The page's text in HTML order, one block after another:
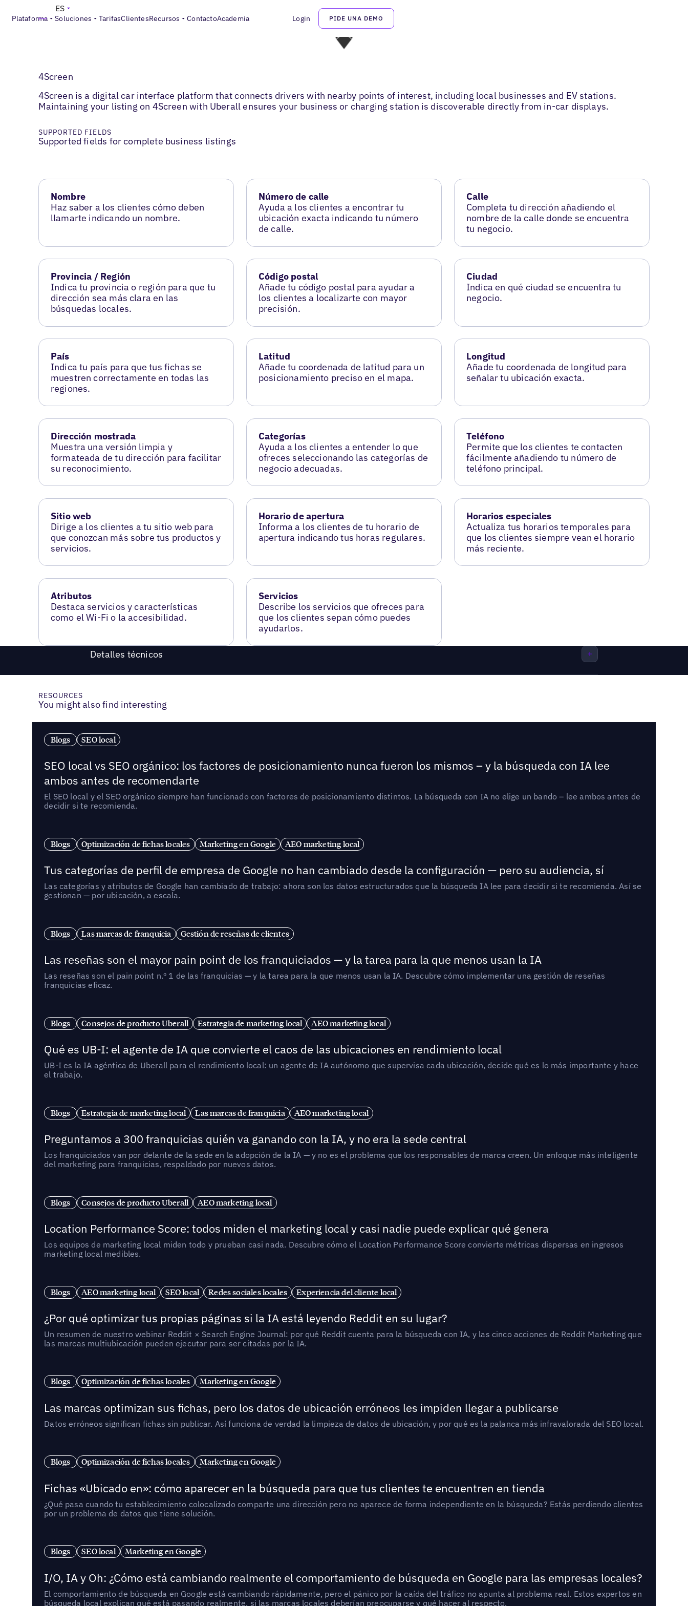
Plataforma Soluciones TarifasClientesRecursos ContactoAcademia Login PIDE UNA DEMO
ES
4Screen
4Screen is a digital car interface platform that connects drivers with nearby points of interest, including local businesses and EV stations.
Maintaining your listing on 4Screen with Uberall ensures your business or charging station is discoverable directly from in-car displays.
SUPPORTED FIELDS
Supported fields for complete business listings
Nombre
Haz saber a los clientes cómo deben
llamarte indicando un nombre.
Número de calle
Ayuda a los clientes a encontrar tu
ubicación exacta indicando tu número
de calle.
Calle
Completa tu dirección añadiendo el
nombre de la calle donde se encuentra
tu negocio.
Provincia / Región
Indica tu provincia o región para que tu
dirección sea más clara en las
búsquedas locales.
Código postal
Añade tu código postal para ayudar a
los clientes a localizarte con mayor
precisión.
Ciudad
Indica en qué ciudad se encuentra tu
negocio.
País
Indica tu país para que tus fichas se
muestren correctamente en todas las
regiones.
Latitud
Añade tu coordenada de latitud para un
posicionamiento preciso en el mapa.
Longitud
Añade tu coordenada de longitud para
señalar tu ubicación exacta.
Dirección mostrada
Muestra una versión limpia y
formateada de tu dirección para facilitar
su reconocimiento.
Categorías
Ayuda a los clientes a entender lo que
ofreces seleccionando las categorías de
negocio adecuadas.
Teléfono
Permite que los clientes te contacten
fácilmente añadiendo tu número de
teléfono principal.
Sitio web
Dirige a los clientes a tu sitio web para
que conozcan más sobre tus productos y
servicios.
Horario de apertura
Informa a los clientes de tu horario de
apertura indicando tus horas regulares.
Horarios especiales
Actualiza tus horarios temporales para
que los clientes siempre vean el horario
más reciente.
Atributos
Destaca servicios y características
como el Wi-Fi o la accesibilidad.
Servicios
Describe los servicios que ofreces para
que los clientes sepan cómo puedes
ayudarlos.
Detalles técnicos
RESOURCES
You might also find interesting
Blogs SEO local
SEO local vs SEO orgánico: los factores de posicionamiento nunca fueron los mismos – y la búsqueda con IA lee
ambos antes de recomendarte
El SEO local y el SEO orgánico siempre han funcionado con factores de posicionamiento distintos. La búsqueda con IA no elige un bando – lee ambos antes de
decidir si te recomienda.
Blogs Optimización de fichas locales Marketing en Google AEO marketing local
Tus categorías de perfil de empresa de Google no han cambiado desde la configuración — pero su audiencia, sí
Las categorías y atributos de Google han cambiado de trabajo: ahora son los datos estructurados que la búsqueda IA lee para decidir si te recomienda. Así se
gestionan — por ubicación, a escala.
Blogs Las marcas de franquicia Gestión de reseñas de clientes
Las reseñas son el mayor pain point de los franquiciados — y la tarea para la que menos usan la IA
Las reseñas son el pain point n.º 1 de las franquicias — y la tarea para la que menos usan la IA. Descubre cómo implementar una gestión de reseñas
franquicias eficaz.
Blogs Consejos de producto Uberall Estrategia de marketing local AEO marketing local
Qué es UB-I: el agente de IA que convierte el caos de las ubicaciones en rendimiento local
UB-I es la IA agéntica de Uberall para el rendimiento local: un agente de IA autónomo que supervisa cada ubicación, decide qué es lo más importante y hace
el trabajo.
Blogs Estrategia de marketing local Las marcas de franquicia AEO marketing local
Preguntamos a 300 franquicias quién va ganando con la IA, y no era la sede central
Los franquiciados van por delante de la sede en la adopción de la IA — y no es el problema que los responsables de marca creen. Un enfoque más inteligente
del marketing para franquicias, respaldado por nuevos datos.
Blogs Consejos de producto Uberall AEO marketing local
Location Performance Score: todos miden el marketing local y casi nadie puede explicar qué genera
Los equipos de marketing local miden todo y prueban casi nada. Descubre cómo el Location Performance Score convierte métricas dispersas en ingresos
marketing local medibles.
Blogs AEO marketing local SEO local Redes sociales locales Experiencia del cliente local
¿Por qué optimizar tus propias páginas si la IA está leyendo Reddit en su lugar?
Un resumen de nuestro webinar Reddit × Search Engine Journal: por qué Reddit cuenta para la búsqueda con IA, y las cinco acciones de Reddit Marketing que
las marcas multiubicación pueden ejecutar para ser citadas por la IA.
Blogs Optimización de fichas locales Marketing en Google
Las marcas optimizan sus fichas, pero los datos de ubicación erróneos les impiden llegar a publicarse
Datos erróneos significan fichas sin publicar. Así funciona de verdad la limpieza de datos de ubicación, y por qué es la palanca más infravalorada del SEO local.
Blogs Optimización de fichas locales Marketing en Google
Fichas «Ubicado en»: cómo aparecer en la búsqueda para que tus clientes te encuentren en tienda
¿Qué pasa cuando tu establecimiento colocalizado comparte una dirección pero no aparece de forma independiente en la búsqueda? Estás perdiendo clientes
por un problema de datos que tiene solución.
Blogs SEO local Marketing en Google
I/O, IA y Oh: ¿Cómo está cambiando realmente el comportamiento de búsqueda en Google para las empresas locales?
El comportamiento de búsqueda en Google está cambiando rápidamente, pero el pánico por la caída del tráfico no apunta al problema real. Estos expertos en
búsqueda local explican qué está pasando realmente, si las marcas locales deberían preocuparse y qué hacer al respecto.